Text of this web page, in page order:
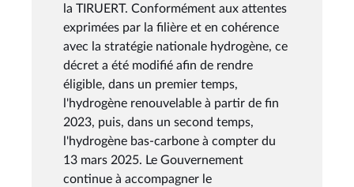
la TIRUERT. Conformément aux attentes
exprimées par la filière et en cohérence
avec la stratégie nationale hydrogène, ce
décret a été modifié afin de rendre
éligible, dans un premier temps,
l'hydrogène renouvelable à partir de fin
2023, puis, dans un second temps,
l'hydrogène bas-carbone à compter du
13 mars 2025. Le Gouvernement
continue à accompagner le